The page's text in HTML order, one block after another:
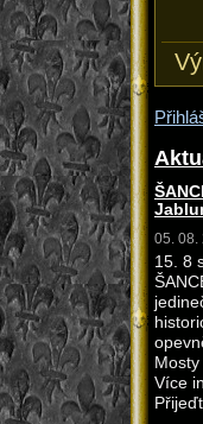
05. 08.
15. 8
Více